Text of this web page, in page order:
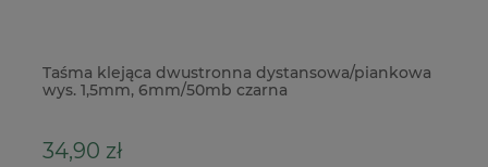
Taśma klejąca dwustronna dystansowa/piankowa
wys. 1,5mm, 6mm/50mb czarna
34,90 zł